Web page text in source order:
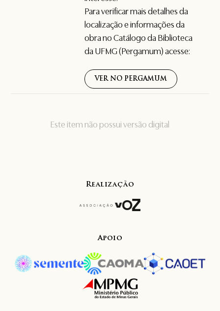
Este item não possui versão digital
Para verificar mais detalhes da
localização e informações da
obra no Catálogo da Biblioteca
da UFMG (Pergamum) acesse:
VER NO PERGAMUM
Realização
Apoio